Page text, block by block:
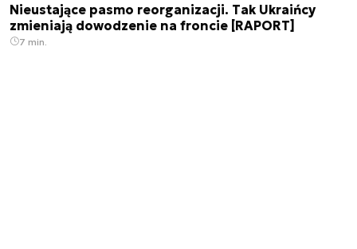
Nieustające pasmo reorganizacji. Tak Ukraińcy
zmieniają dowodzenie na froncie [RAPORT]
7 min.